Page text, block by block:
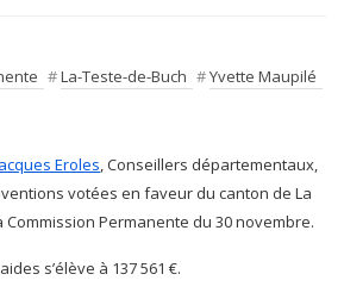
#La-Teste-de-Buch #Yvette Maupilé
Eroles, Conseillers départementaux,
votées en faveur du canton de La
Commission Permanente du 30 novembre.
s’élève à 137 561 €.